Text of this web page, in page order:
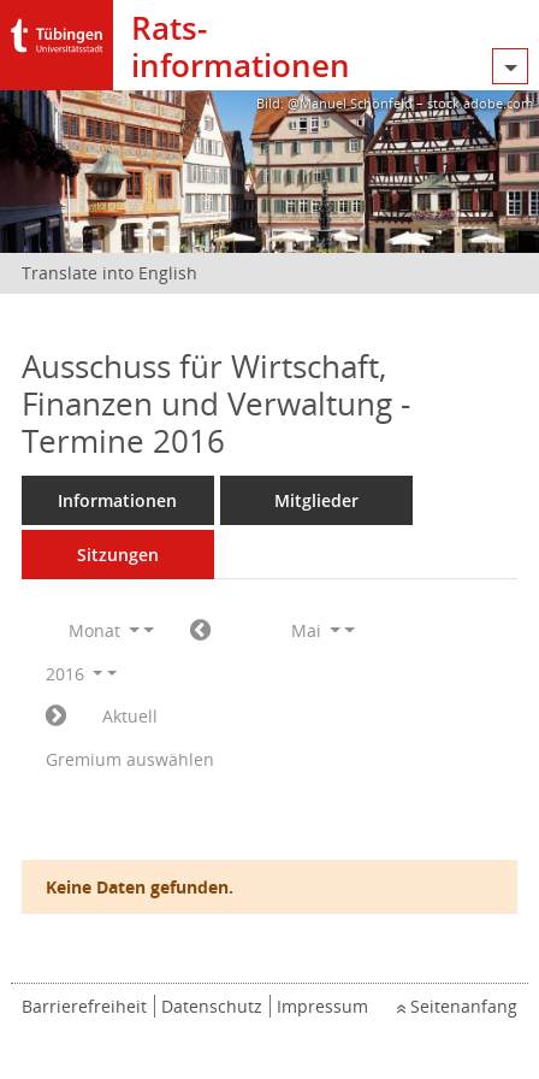
Rats­
informationen
Bild: @Manuel Schönfeld – stock.adobe.com
Translate into English
Ausschuss für Wirtschaft,
Finanzen und Verwaltung -
Termine 2016
Informationen Mitglieder
Sitzungen
Monat
Mai
2016
Aktuell
Gremium auswählen
Keine Daten gefunden.
Barrierefreiheit Datenschutz Impressum Seitenanfang